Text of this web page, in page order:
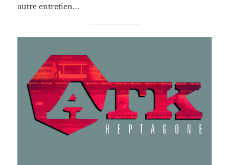
autre entretien…